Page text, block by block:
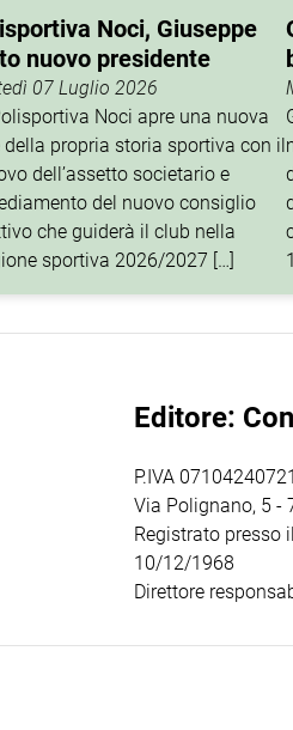
Noci, Giuseppe
nuovo presidente
07 Luglio 2026
Noci apre una nuova
della propria storia sportiva con il
dell’assetto societario e
del nuovo consiglio
che guiderà il club nella
sportiva 2026/2027 […]
Editore:
P.IVA 07104240721
Via Polignano, 5 -
Registrato presso
10/12/1968
Direttore